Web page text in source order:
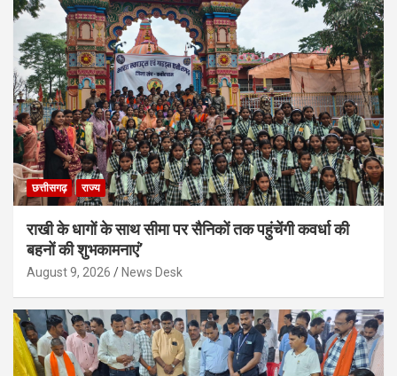
छत्तीसगढ़ राज्य
राखी के धागों के साथ सीमा पर सैनिकों तक पहुंचेंगी कवर्धा की
बहनों की शुभकामनाएं’
August 9, 2026 News Desk